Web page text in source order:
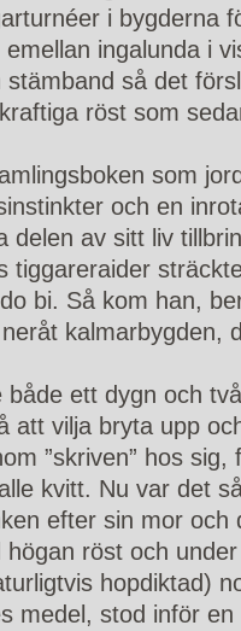
i bygderna
ingalunda i
så det
röst som
som
och en
delen av sitt liv
tiggareraider
bi. Så kom han,
kalmarbygden,
både ett dygn och
att vilja bryta upp
”skriven” hos
kvitt. Nu var det
efter sin mor och
röst och
hopdiktad)
medel, stod inför